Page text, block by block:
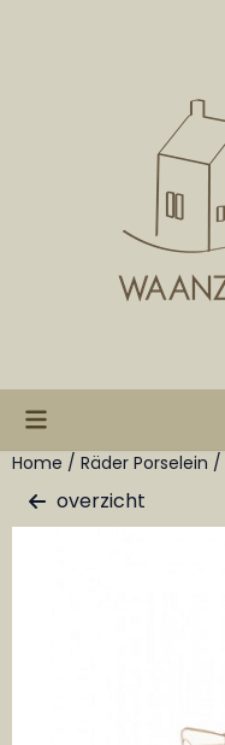
Home / Räder Porselein /
overzicht